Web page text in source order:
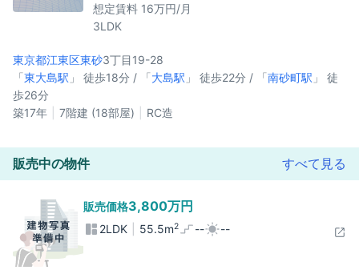
想定賃料 16万円/月
3LDK
東京都江東区東砂3丁目19-28
「東大島駅 」 徒歩18分 / 「大島駅 」 徒歩22分 / 「南砂町駅 」 徒
歩26分
築17年
7階建 (18部屋) RC造
販売中の物件 すべて見る
販売価格3,800万円
2LDK 55.5m2 -- --